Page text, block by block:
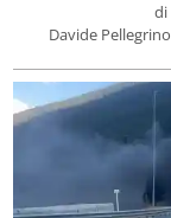
di
Davide Pellegrino